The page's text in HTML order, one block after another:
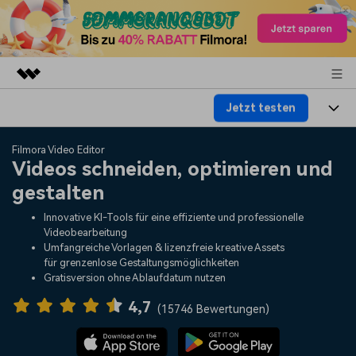
Dienstprogramme
Business
Überblick
Lösungen
Über uns
Presseraum
Support
Jetzt testen
Produkte
Plattformen
Funktionen
Assets
KI
Video/Foto
Audio
Lösungen
Soziale Medien
Marketing & Business
Lifestyle & Spaß
Ressourcen
Video-Prompts
Über 100 heiße Video-
Meisterkurs
Beherrschen Sie
Hilfe-Center
Filmora Video Editor
Videos schneiden, optimieren und
gestalten
Innovative KI-Tools für eine effiziente und professionelle
Videobearbeitung
Umfangreiche Vorlagen & lizenzfreie kreative Assets
für grenzenlose Gestaltungsmöglichkeiten
Gratisversion ohne Ablaufdatum nutzen
4,7 (15746 Bewertungen)